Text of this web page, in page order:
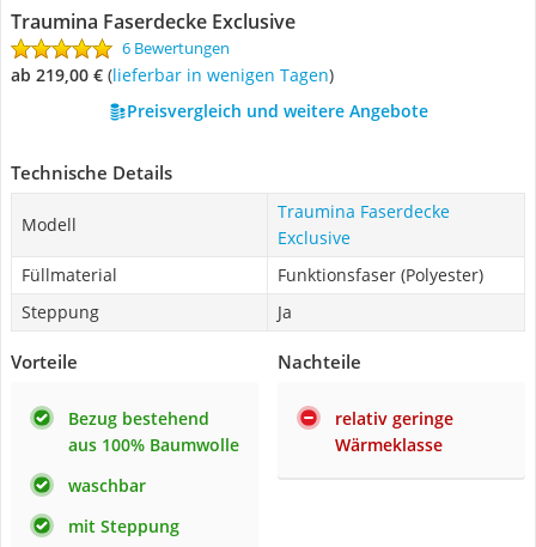
Traumina Faserdecke Exclusive
6 Bewertungen
ab 219,00 € ( Lieferbar in wenigen Tagen)
Preisvergleich und weitere Angebote
Technische Details
Modell
Traumina Faserdecke
Exclusive
Füllmaterial
Funktionsfaser (Polyester)
Steppung
Ja
Vorteile
Bezug bestehend
aus 100% Baumwolle
waschbar
mit Steppung
Nachteile
relativ geringe
Wärmeklasse